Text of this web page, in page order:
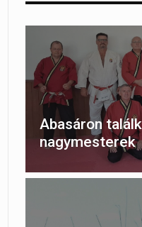
Abasáron
nagymesterek